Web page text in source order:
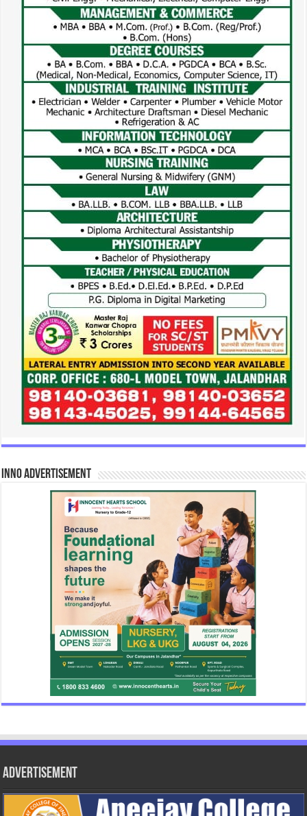
INNO Advertisement
Advertisement